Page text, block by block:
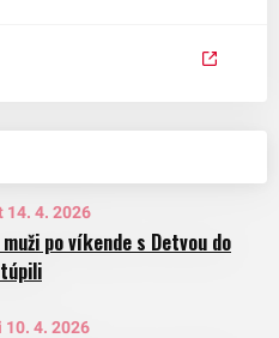
14. 4. 2026
po víkende s Detvou do
10. 4. 2026